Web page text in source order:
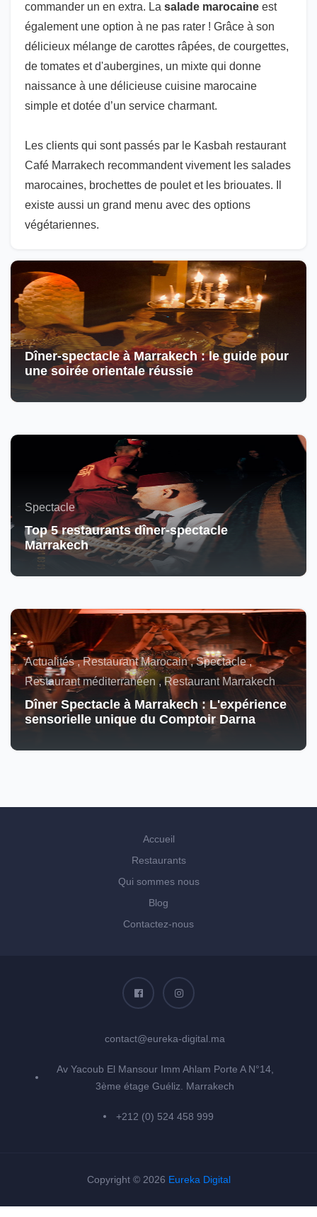
commander un en extra. La salade marocaine est
également une option à ne pas rater ! Grâce à son
délicieux mélange de carottes râpées, de courgettes,
de tomates et d'aubergines, un mixte qui donne
naissance à une délicieuse cuisine marocaine
simple et dotée d’un service charmant.
Les clients qui sont passés par le Kasbah restaurant
Café Marrakech recommandent vivement les salades
marocaines, brochettes de poulet et les briouates. Il
existe aussi un grand menu avec des options
végétariennes.
Dîner-spectacle à Marrakech : le guide pour
une soirée orientale réussie
Spectacle
Top 5 restaurants dîner-spectacle
Marrakech
Actualités , Restaurant Marocain , Spectacle ,
Restaurant méditerranéen , Restaurant Marrakech
Dîner Spectacle à Marrakech : L'expérience
sensorielle unique du Comptoir Darna
Accueil
Restaurants
Qui sommes nous
Blog
Contactez-nous
contact@eureka-digital.ma
Av Yacoub El Mansour Imm Ahlam Porte A N°14,
3ème étage Guéliz. Marrakech
+212 (0) 524 458 999
Copyright © 2026 Eureka Digital